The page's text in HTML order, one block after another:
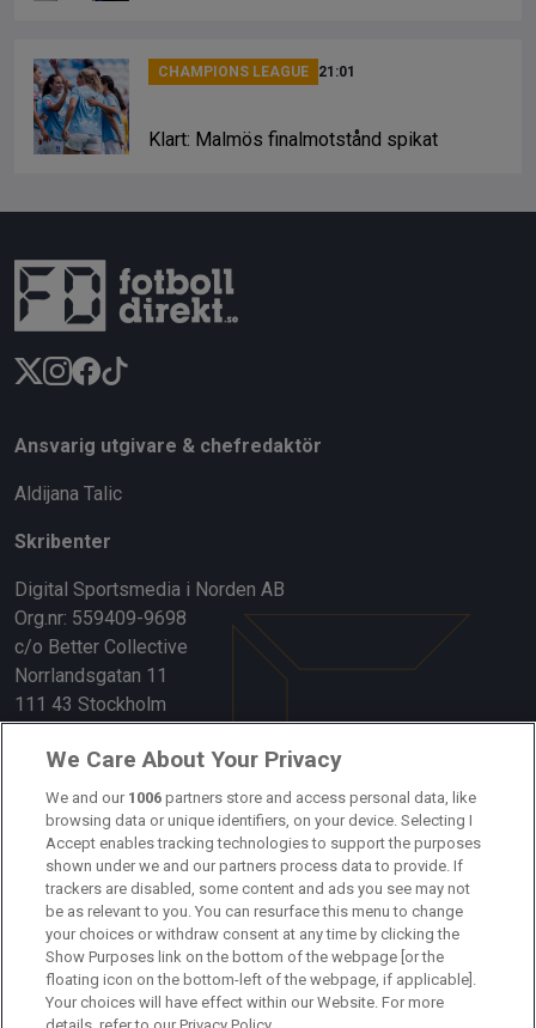
CHAMPIONS LEAGUE 21:01
Klart: Malmös finalmotstånd spikat
Ansvarig utgivare & chefredaktör
Aldijana Talic
Skribenter
Digital Sportsmedia i Norden AB
Org.nr: 559409-9698
c/o Better Collective
Norrlandsgatan 11
111 43 Stockholm
Länkar
Om oss
Kontakta oss
Kundtjänst
Sponsor: Rekatochklart
Annonsera på Fotbolldirekt
We Care About Your Privacy
We and our 1006 partners store and access personal data, like
browsing data or unique identifiers, on your device. Selecting I
Accept enables tracking technologies to support the purposes
shown under we and our partners process data to provide. If
trackers are disabled, some content and ads you see may not
be as relevant to you. You can resurface this menu to change
your choices or withdraw consent at any time by clicking the
Show Purposes link on the bottom of the webpage [or the
floating icon on the bottom-left of the webpage, if applicable].
Your choices will have effect within our Website. For more